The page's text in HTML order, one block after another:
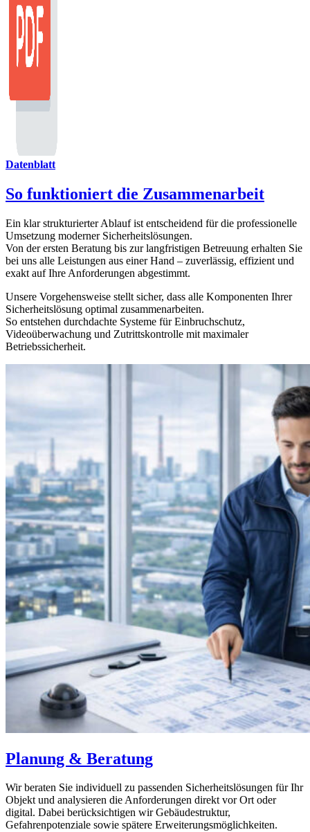
Datenblatt
So funktioniert die Zusammenarbeit
Ein klar strukturierter Ablauf ist entscheidend für die professionelle
Umsetzung moderner Sicherheitslösungen.
Von der ersten Beratung bis zur langfristigen Betreuung erhalten Sie
bei uns alle Leistungen aus einer Hand – zuverlässig, effizient und
exakt auf Ihre Anforderungen abgestimmt.
Unsere Vorgehensweise stellt sicher, dass alle Komponenten Ihrer
Sicherheitslösung optimal zusammenarbeiten.
So entstehen durchdachte Systeme für Einbruchschutz,
Videoüberwachung und Zutrittskontrolle mit maximaler
Betriebssicherheit.
Planung & Beratung
Wir beraten Sie individuell zu passenden Sicherheitslösungen für Ihr
Objekt und analysieren die Anforderungen direkt vor Ort oder
digital. Dabei berücksichtigen wir Gebäudestruktur,
Gefahrenpotenziale sowie spätere Erweiterungsmöglichkeiten.